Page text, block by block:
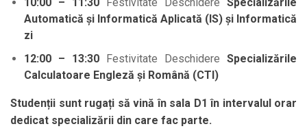
Automatică și Informatică Aplicată (IS) și Informatică
zi
12:00 – 13:30 Festivitate Deschidere Specializările
Calculatoare Engleză și Română (CTI)
Studenții sunt rugați să vină în sala D1 în intervalul orar
dedicat specializării din care fac parte.